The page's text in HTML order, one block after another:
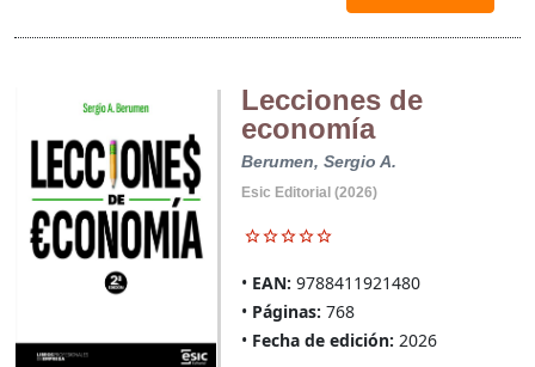
Lecciones de
economía
Berumen, Sergio A.
Esic Editorial (2026)
EAN: 9788411921480
Páginas: 768
Fecha de edición: 2026